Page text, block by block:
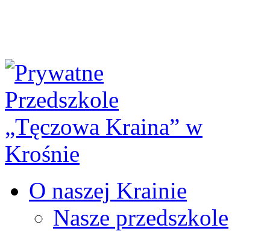
O naszej Krainie
Nasze przedszkole